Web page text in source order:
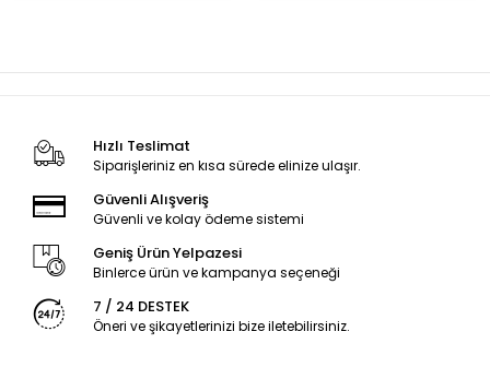
Hızlı Teslimat
Siparişleriniz en kısa sürede elinize ulaşır.
Güvenli Alışveriş
Güvenli ve kolay ödeme sistemi
Geniş Ürün Yelpazesi
Binlerce ürün ve kampanya seçeneği
7 / 24 DESTEK
Öneri ve şikayetlerinizi bize iletebilirsiniz.